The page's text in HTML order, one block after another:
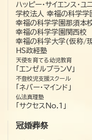
ハッピー・サイエンス・ユ
学校法人 幸福の科学学
幸福の科学学園那須本
幸福の科学学園関西校
幸福の科学大学(仮称/
HS政経塾
天使を育てる幼児教育
「エンゼルプランV」
不登校児支援スクール
「ネバー・マインド」
仏法真理塾
「サクセスNo.1」
冠婚葬祭